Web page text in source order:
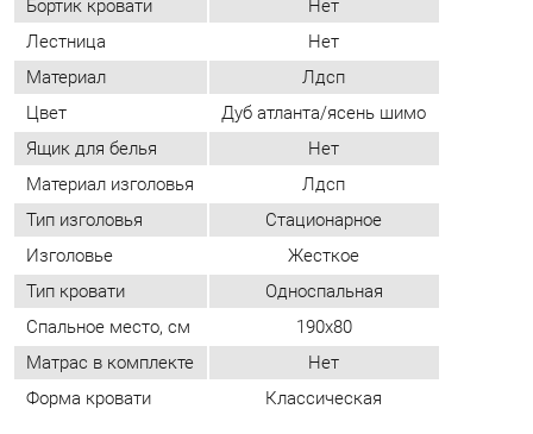
Ящик для белья
Нет
Материал изголовья
Лдсп
Тип изголовья
Стационарное
Изголовье
Жесткое
Тип кровати
Односпальная
Спальное место, см
190x80
Матрас в комплекте
Нет
Форма кровати Классическая
ОТЗЫВЫ
Пока нет отзывов, поделитесь первым своим мнением.
ДОБАВИТЬ ОТЗЫВ